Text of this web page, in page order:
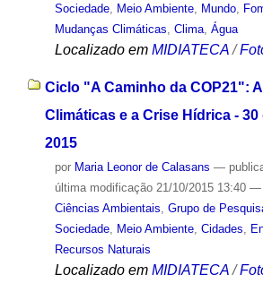
Sociedade, Meio Ambiente, Mundo,
Mudanças Climáticas Clima, Água
Localizado em MIDIATECA /
Ciclo "A Caminho da COP21":
Climáticas e a Crise Hídrica -
2015
por Maria Leonor de Calasans —
última modificação21/10/2015 13:40 —
Ciências Ambientais, Grupo de
Sociedade, Meio Ambiente, Cidades,
Recursos Naturais
Localizado em MIDIATECA /